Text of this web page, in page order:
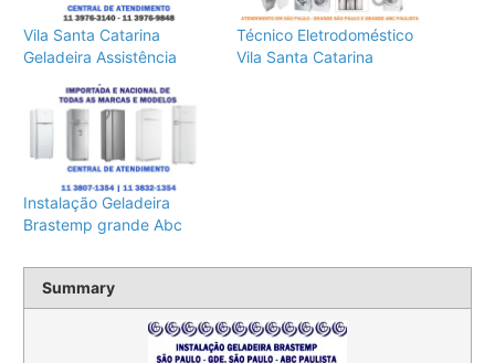
Vila Santa Catarina
Geladeira Assistência
Técnico Eletrodoméstico
Vila Santa Catarina
Instalação Geladeira
Brastemp grande Abc
Summary